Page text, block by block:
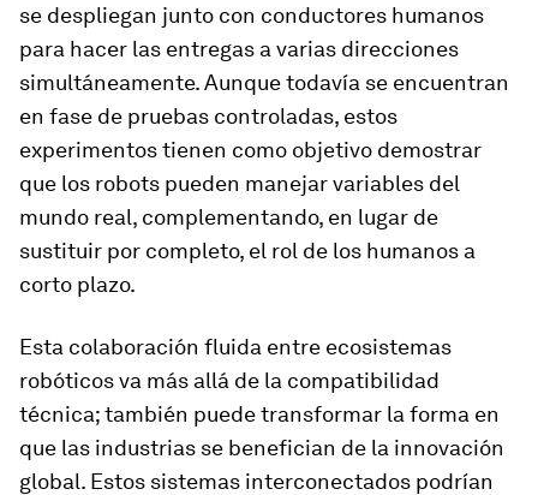
se despliegan junto con conductores humanos
para hacer las entregas a varias direcciones
simultáneamente. Aunque todavía se encuentran
en fase de pruebas controladas, estos
experimentos tienen como objetivo demostrar
que los robots pueden manejar variables del
mundo real, complementando, en lugar de
sustituir por completo, el rol de los humanos a
corto plazo.
Esta colaboración fluida entre ecosistemas
robóticos va más allá de la compatibilidad
técnica; también puede transformar la forma en
que las industrias se benefician de la innovación
global. Estos sistemas interconectados podrían